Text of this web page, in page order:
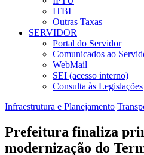
ITBI
Outras Taxas
SERVIDOR
Portal do Servidor
Comunicados ao
WebMail
SEI (acesso interno)
Consulta às Legislações
Infraestrutura e Planejamento
Prefeitura finaliza
modernização do